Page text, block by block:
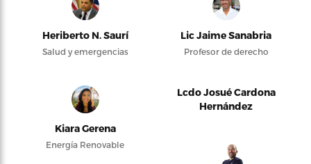
Heriberto N. Saurí
Salud y emergencias
Lic Jaime Sanabria
Profesor de derecho
Kiara Gerena
Energía Renovable
Lcdo Josué Cardona
Hernández